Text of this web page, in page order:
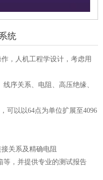
统
，人机工程学设计，考虑用
序关系、电阻、高压绝缘、
关系及精确电阻
接箱等，并提供专业的测试报告